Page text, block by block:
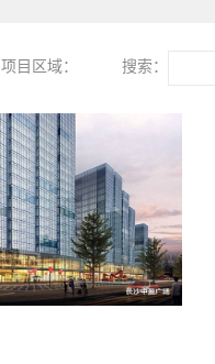
项目区域： 搜索：